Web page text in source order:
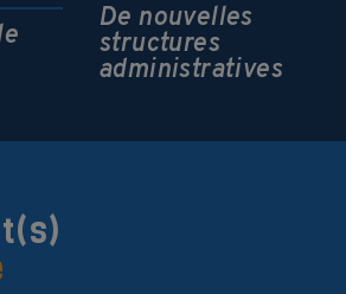
De nouvelles
structures
administratives